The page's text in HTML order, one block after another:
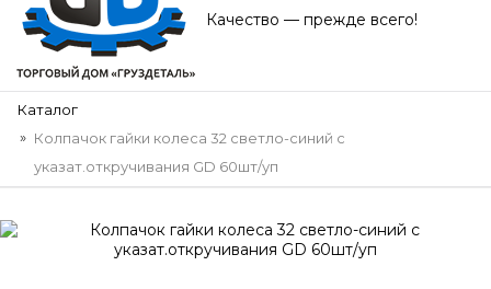
Качество — прежде всего!
Каталог
Колпачок гайки колеса 32 светло-синий с
указат.откручивания GD 60шт/уп